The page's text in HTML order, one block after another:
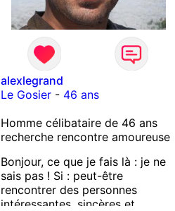
alexlegrand
Le Gosier- 46 ans
Homme célibataire de 46 ans
recherche rencontre amoureuse
Bonjour, ce que je fais là : je ne
sais pas ! Si : peut-être
rencontrer des personnes
intéressantes, sincères et